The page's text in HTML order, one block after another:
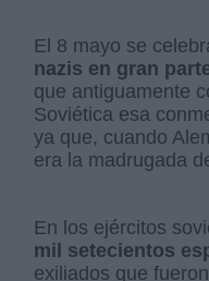
El 8 mayo se
nazis en gran
que antiguamente
Soviética esa
ya que, cuando
era la madrugada
En los ejércitos
mil setecientos
exiliados que